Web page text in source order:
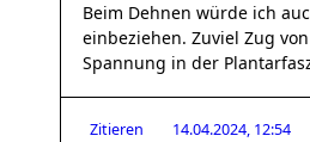
Beim Dehnen würde ich
einbeziehen. Zuviel Zug
Spannung in der
Zitieren 14.04.2024, 12:54